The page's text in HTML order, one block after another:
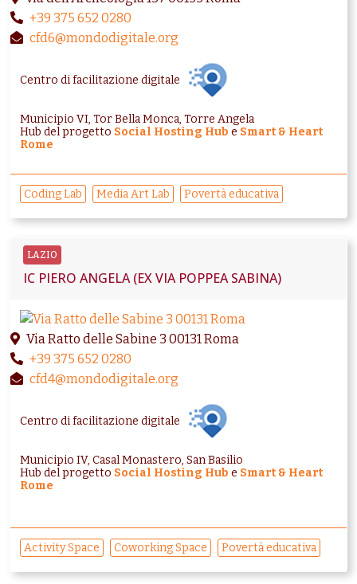
+39 375 652 0280
cfd6@mondodigitale.org
Centro di facilitazione digitale
Municipio VI, Tor Bella Monca, Torre Angela
Hub del progetto Social Hosting Hub e Smart & Heart
Rome
Coding Lab Media Art Lab Povertà educativa
LAZIO
IC PIERO ANGELA (EX VIA POPPEA SABINA)
Via Ratto delle Sabine 3 00131 Roma
+39 375 652 0280
cfd4@mondodigitale.org
Centro di facilitazione digitale
Municipio IV, Casal Monastero, San Basilio
Hub del progetto Social Hosting Hub e Smart & Heart
Rome
Activity Space Coworking Space Povertà educativa